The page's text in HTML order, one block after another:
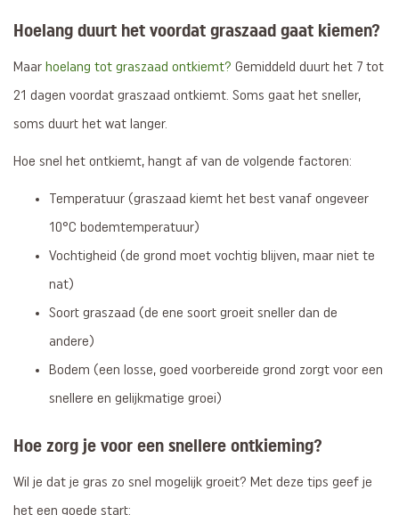
Hoelang duurt het voordat graszaad gaat kiemen?
Maar hoelang tot graszaad ontkiemt? Gemiddeld duurt het 7 tot
21 dagen voordat graszaad ontkiemt. Soms gaat het sneller,
soms duurt het wat langer.
Hoe snel het ontkiemt, hangt af van de volgende factoren:
Temperatuur (graszaad kiemt het best vanaf ongeveer
10°C bodemtemperatuur)
Vochtigheid (de grond moet vochtig blijven, maar niet te
nat)
Soort graszaad (de ene soort groeit sneller dan de
andere)
Bodem (een losse, goed voorbereide grond zorgt voor een
snellere en gelijkmatige groei)
Hoe zorg je voor een snellere ontkieming?
Wil je dat je gras zo snel mogelijk groeit? Met deze tips geef je
het een goede start: